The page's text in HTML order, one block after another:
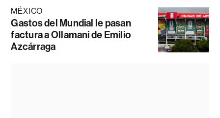
MÉXICO
Gastos del Mundial le pasan
factura a Ollamani de Emilio
Azcárraga